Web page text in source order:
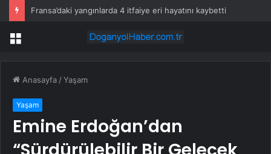
Fransa’daki yangınlarda 4 itfaiye eri hayatını kaybetti
Menü
Anasayfa /Yaşam
Yaşam
Emine Erdoğan’dan